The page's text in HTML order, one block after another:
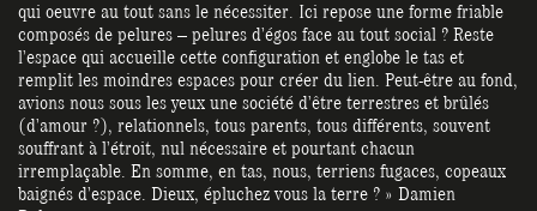
qui oeuvre au tout sans le nécessiter. Ici repose une forme friable
composés de pelures – pelures d’égos face au tout social ? Reste
l’espace qui accueille cette configuration et englobe le tas et
remplit les moindres espaces pour créer du lien. Peut-être au fond,
avions nous sous les yeux une société d’être terrestres et brûlés
(d’amour ?), relationnels, tous parents, tous différents, souvent
souffrant à l’étroit, nul nécessaire et pourtant chacun
irremplaçable. En somme, en tas, nous, terriens fugaces, copeaux
baignés d’espace. Dieux, épluchez vous la terre ? » Damien